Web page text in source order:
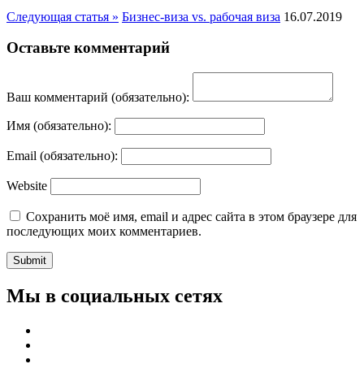
Следующая статья » Бизнес-виза vs. рабочая виза 16.07.2019
Оставьте комментарий
Ваш комментарий (обязательно):
Имя (обязательно):
Email (обязательно):
Website
Сохранить моё имя, email и адрес сайта в этом браузере для
последующих моих комментариев.
Мы в социальных сетях